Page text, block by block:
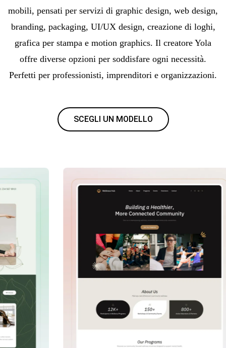
mobili, pensati per servizi di graphic design, web design,
branding, packaging, UI/UX design, creazione di loghi,
grafica per stampa e motion graphics. Il creatore Yola
offre diverse opzioni per soddisfare ogni necessità.
Perfetti per professionisti, imprenditori e organizzazioni.
SCEGLI UN MODELLO